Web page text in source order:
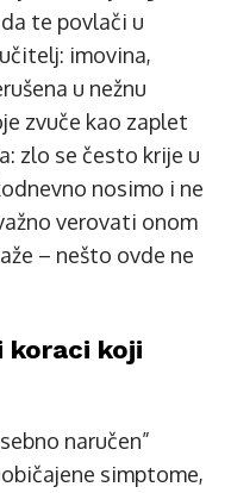
te povlači u
imovina,
u nežnu
zvuče kao zaplet
zlo se često krije u
nosimo i ne
verovati onom
– nešto ovde ne
koraci koji
naručen”
simptome,